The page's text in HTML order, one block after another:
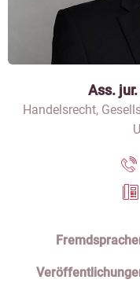
Ass.
Handelsrecht,